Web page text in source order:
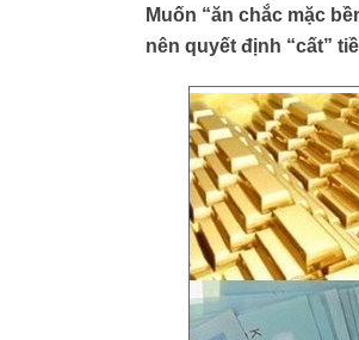
Muốn “ăn chắc mặc
nên quyết định “cất”